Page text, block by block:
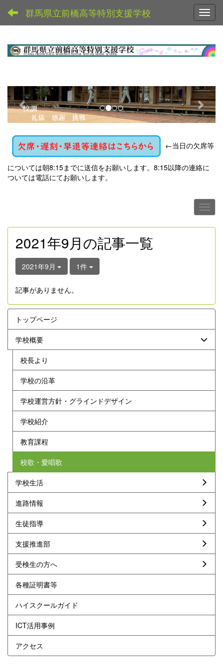
群馬県立前橋高等特別支援学校
p
r
e
v
i
o
u
n
e
x
←当日の欠席等
については朝8:15までに送信をお願いします。8:15以降の連絡に
ついては電話にてお願いします。
2021年9月の記事一覧
2021年9月 1件
記事がありません。
トップページ
学校概要
校長より
学校の沿革
学校運営方針・グラインドデザイン
学校紹介
教育課程
校歌・愛唱歌
学校生活
進路情報
生徒指導
支援推進部
受検生の方へ
各種証明書等
ハイスクールガイド
ICT活用事例
アクセス